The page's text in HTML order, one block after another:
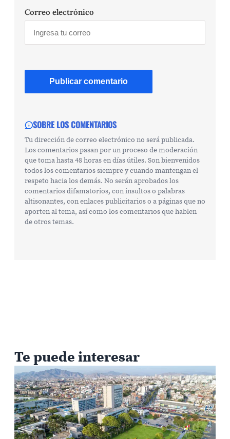
Correo electrónico
SOBRE LOS COMENTARIOS
Tu dirección de correo electrónico no será publicada.
Los comentarios pasan por un proceso de moderación
que toma hasta 48 horas en días útiles. Son bienvenidos
todos los comentarios siempre y cuando mantengan el
respeto hacia los demás. No serán aprobados los
comentarios difamatorios, con insultos o palabras
altisonantes, con enlaces publicitarios o a páginas que no
aporten al tema, así como los comentarios que hablen
de otros temas.
Te puede interesar